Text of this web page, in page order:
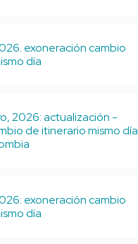
exoneración cambio
día
2026: actualización -
de itinerario mismo día
exoneración cambio
día